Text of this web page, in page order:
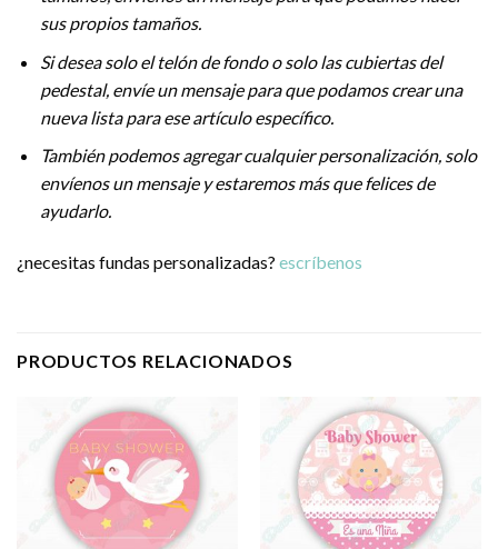
sus propios tamaños.
Si desea solo el telón de fondo o solo las cubiertas del
pedestal, envíe un mensaje para que podamos crear una
nueva lista para ese artículo específico.
También podemos agregar cualquier personalización, solo
envíenos un mensaje y estaremos más que felices de
ayudarlo.
¿necesitas fundas personalizadas? escríbenos
PRODUCTOS RELACIONADOS